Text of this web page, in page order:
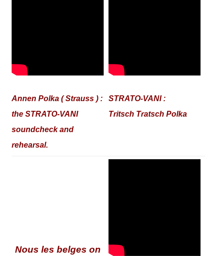
Annen Polka ( Strauss ) :
the STRATO-VANI
soundcheck and
rehearsal.
STRATO-VANI :
Tritsch Tratsch Polka
Nous les belges on